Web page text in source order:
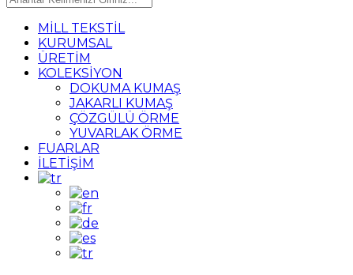
MİLL TEKSTİL
KURUMSAL
ÜRETİM
KOLEKSİYON
DOKUMA KUMAŞ
JAKARLI KUMAŞ
ÇÖZGÜLÜ ÖRME
YUVARLAK ÖRME
FUARLAR
İLETİŞİM